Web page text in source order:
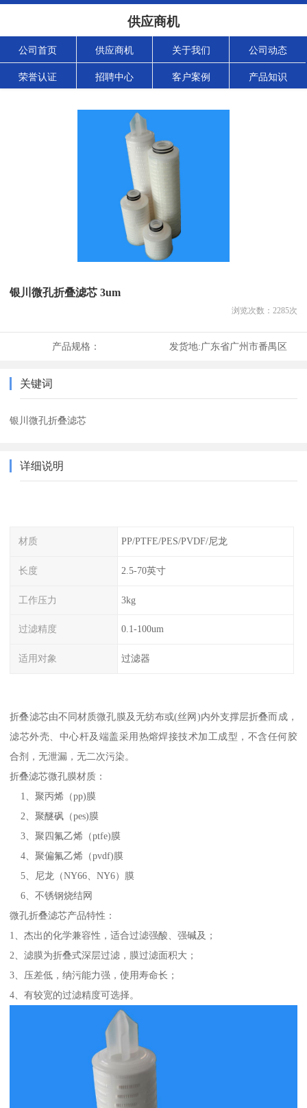
供应商机
公司首页 供应商机 关于我们 公司动态
荣誉认证 招聘中心 客户案例 产品知识
银川微孔折叠滤芯 3um
浏览次数： 2285次
产品规格： 发货地:广东省广州市番禺区
关键词
银川微孔折叠滤芯
详细说明
材质 PP/PTFE/PES/PVDF/尼龙
长度 2.5-70英寸
工作压力 3kg
过滤精度 0.1-100um
适用对象 过滤器
折叠滤芯由不同材质微孔膜及无纺布或(丝网)内外支撑层折叠而成，
滤芯外壳、中心杆及端盖采用热熔焊接技术加工成型，不含任何胶
合剂，无泄漏，无二次污染。
折叠滤芯微孔膜材质：
1、聚丙烯（pp)膜
2、聚醚砜（pes)膜
3、聚四氟乙烯（ptfe)膜
4、聚偏氟乙烯（pvdf)膜
5、尼龙（NY66、NY6）膜
6、不锈钢烧结网
微孔折叠滤芯产品特性：
1、杰出的化学兼容性，适合过滤强酸、强碱及；
2、滤膜为折叠式深层过滤，膜过滤面积大；
3、压差低，纳污能力强，使用寿命长；
4、有较宽的过滤精度可选择。